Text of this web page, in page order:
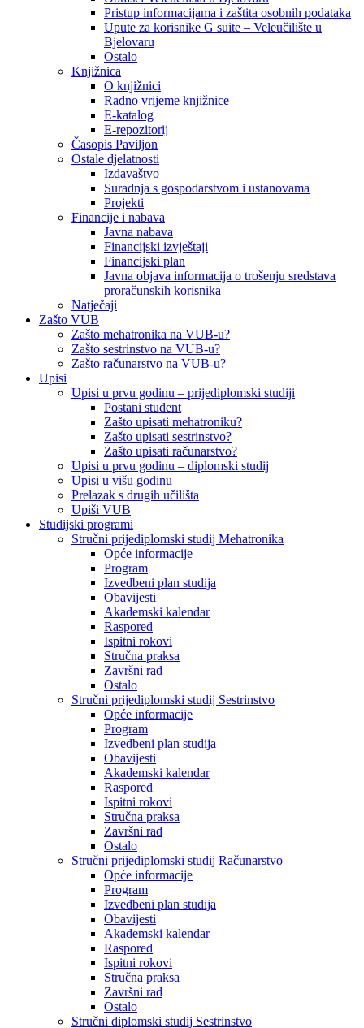
Pristup informacijama i zaštita osobnih podataka
Upute za korisnike G suite – Veleučilište u
Bjelovaru
Ostalo
Knjižnica
O knjižnici
Radno vrijeme knjižnice
E-katalog
E-repozitorij
Časopis Paviljon
Ostale djelatnosti
Izdavaštvo
Suradnja s gospodarstvom i ustanovama
Projekti
Financije i nabava
Javna nabava
Financijski izvještaji
Financijski plan
Javna objava informacija o trošenju sredstava
proračunskih korisnika
Natječaji
Zašto VUB
Zašto mehatronika na VUB-u?
Zašto sestrinstvo na VUB-u?
Zašto računarstvo na VUB-u?
Upisi
Upisi u prvu godinu – prijediplomski studiji
Postani student
Zašto upisati mehatroniku?
Zašto upisati sestrinstvo?
Zašto upisati računarstvo?
Upisi u prvu godinu – diplomski studij
Upisi u višu godinu
Prelazak s drugih učilišta
Upiši VUB
Studijski programi
Stručni prijediplomski studij Mehatronika
Opće informacije
Program
Izvedbeni plan studija
Obavijesti
Akademski kalendar
Raspored
Ispitni rokovi
Stručna praksa
Završni rad
Ostalo
Stručni prijediplomski studij Sestrinstvo
Opće informacije
Program
Izvedbeni plan studija
Obavijesti
Akademski kalendar
Raspored
Ispitni rokovi
Stručna praksa
Završni rad
Ostalo
Stručni prijediplomski studij Računarstvo
Opće informacije
Program
Izvedbeni plan studija
Obavijesti
Akademski kalendar
Raspored
Ispitni rokovi
Stručna praksa
Završni rad
Ostalo
Stručni diplomski studij Sestrinstvo